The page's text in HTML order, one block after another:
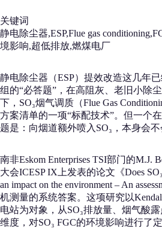
关键词
静电除尘器,ESP,Flue gas
境影响,超低排放,燃煤电厂
静电除尘器（ESP）提效改造这几年
组的“必答题”，在高阻灰、老旧小除
下，SO₃烟气调质（Flue Gas
方案清单的一项“标配技术”。但一个
题是：向烟道额外喷入SO₃，本身会
南非Eskom Enterprises TSI部门的M.J.
大会ICESP IX上发表的论文《Does
an impact on the environment – An
机测量的系统答案。这项研究以
电站为对象，从SO₃排放量、烟气酸
维度，对SO₃ FGC的环境影响进行了